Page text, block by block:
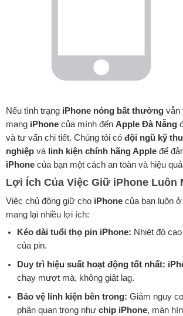
Nếu tình trạng iPhone nóng bất thườngvẫn
mang iPhonecủa mình đến Apple Đà Nẵng
và tư vấn chi tiết. Chúng tôi có đội ngũ kỹ
nghiệpvà linh kiện chính hãng Appleđể
iPhonecủa bạn một cách an toàn và hiệu
Lợi Ích Của Việc Giữ iPhone Luôn
Việc chủ động giữ cho iPhonecủa bạn luôn ở
mang lại nhiều lợi ích:
Kéo dài tuổi thọ pin iPhone: Nhiệt độ
của pin.
Duy trì hiệu suất hoạt động tốt nhất:
chạy mượt mà, không giật lag.
Bảo vệ linh kiện bên trong: Giảm nguy
phận quan trọng nhưchip iPhone, màn